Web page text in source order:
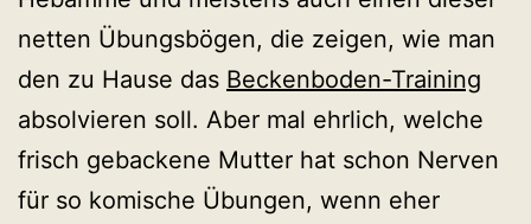
netten Übungsbögen, die zeigen, wie man
den zu Hause das Beckenboden-Training
absolvieren soll. Aber mal ehrlich, welche
frisch gebackene Mutter hat schon Nerven
für so komische Übungen, wenn eher